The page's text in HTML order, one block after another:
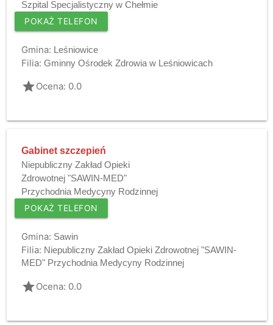
Szpital Specjalistyczny w Chełmie
POKAŻ TELEFON
Gmina: Leśniowice
Filia: Gminny Ośrodek Zdrowia w Leśniowicach
gradeOcena: 0.0
Gabinet szczepień
Niepubliczny Zakład Opieki
Zdrowotnej "SAWIN-MED"
Przychodnia Medycyny Rodzinnej
POKAŻ TELEFON
Gmina: Sawin
Filia: Niepubliczny Zakład Opieki Zdrowotnej "SAWIN-
MED" Przychodnia Medycyny Rodzinnej
gradeOcena: 0.0